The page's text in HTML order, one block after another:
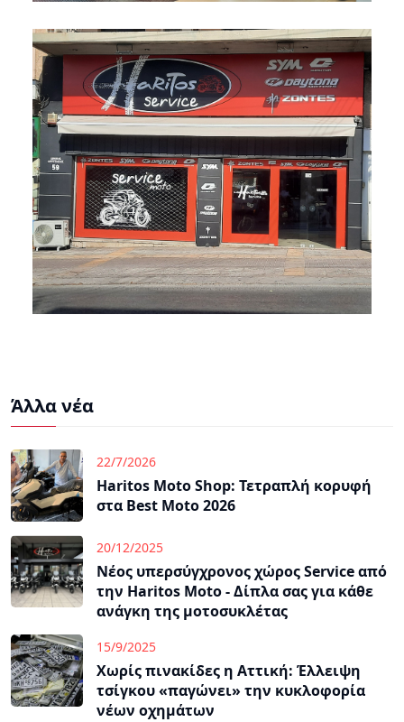
Άλλα νέα
22/7/2026
Haritos Moto Shop: Τετραπλή κορυφή
στα Best Moto 2026
20/12/2025
Νέος υπερσύγχρονος χώρος Service από
την Haritos Moto - Δίπλα σας για κάθε
ανάγκη της μοτοσυκλέτας
15/9/2025
Χωρίς πινακίδες η Αττική: Έλλειψη
τσίγκου «παγώνει» την κυκλοφορία
νέων οχημάτων